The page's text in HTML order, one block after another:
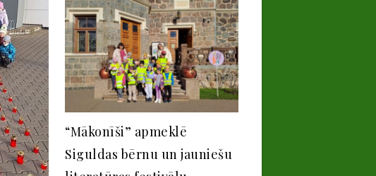
“Mākonīši” apmeklē
Siguldas bērnu un jauniešu